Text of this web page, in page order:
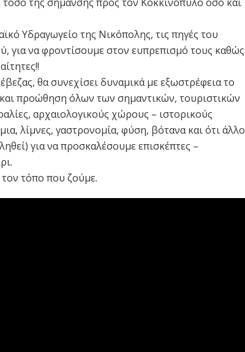
Υδραγωγείο της Νικόπολης, τις πηγές του
για να φροντίσουμε στον ευπρεπισμό τους καθώς
θα συνεχίσει δυναμικά με εξωστρέφεια το
προώθηση όλων των σημαντικών, τουριστικών
αρχαιολογικούς χώρους – ιστορικούς
λίμνες, γαστρονομία, φύση, βότανα και ότι άλλο
για να προσκαλέσουμε επισκέπτες –
τόπο που ζούμε.